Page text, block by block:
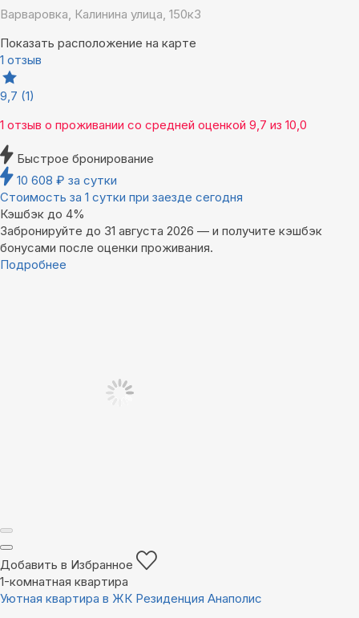
Варваровка, Калинина улица, 150к3
Показать расположение на карте
1 отзыв
9,7 (1)
1 отзыв о проживании со средней оценкой 9,7 из 10,0
Быстрое бронирование
10 608 ₽ за сутки
Стоимость за 1 сутки при заезде сегодня
Кэшбэк до 4%
Забронируйте до 31 августа 2026 — и получите кэшбэк
бонусами после оценки проживания.
Подробнее
Добавить в Избранное
1-комнатная квартира
Уютная квартира в ЖК Резиденция Анаполис